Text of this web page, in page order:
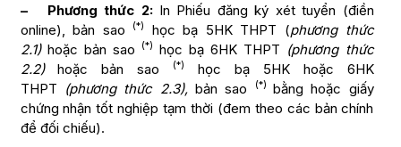
2 – 3 trang sáng tác truyện ngắn hoặc 5 trang
kịch bản phim ngắn.
Phim/ Video ngắn dưới 5 phút thể hiện khả
năng kể chuyện và góc nhìn.
– Phương thức 2: In Phiếu đăng ký xét tuyển (điền
online), bản sao
(*) học bạ 5HK THPT (phương thức
2.1)hoặc bản sao (*) học bạ 6HK THPT (phương thức
2.2)hoặc bản sao (*)
học bạ 5HK hoặc 6HK
THPT (phương thức 2.3), bản sao (*) bằng hoặc giấy
chứng nhận tốt nghiệp tạm thời (đem theo các bản chính
để đối chiếu).